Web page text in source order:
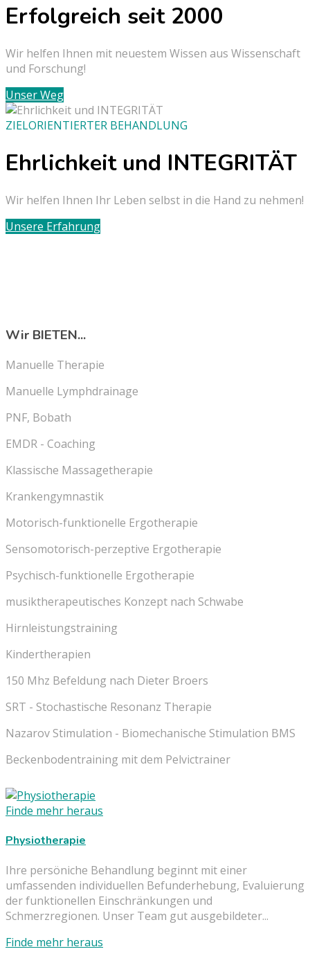
Erfolgreich seit 2000
Wir helfen Ihnen mit neuestem Wissen aus Wissenschaft
und Forschung!
Unser Weg
ZIELORIENTIERTER BEHANDLUNG
Ehrlichkeit und INTEGRITÄT
Wir helfen Ihnen Ihr Leben selbst in die Hand zu nehmen!
Unsere Erfahrung
Wir BIETEN...
Manuelle Therapie
Manuelle Lymphdrainage
PNF, Bobath
EMDR - Coaching
Klassische Massagetherapie
Krankengymnastik
Motorisch-funktionelle Ergotherapie
Sensomotorisch-perzeptive Ergotherapie
Psychisch-funktionelle Ergotherapie
musiktherapeutisches Konzept nach Schwabe
Hirnleistungstraining
Kindertherapien
150 Mhz Befeldung nach Dieter Broers
SRT - Stochastische Resonanz Therapie
Nazarov Stimulation - Biomechanische Stimulation BMS
Beckenbodentraining mit dem Pelvictrainer
Finde mehr heraus
Physiotherapie
Ihre persöniche Behandlung beginnt mit einer
umfassenden individuellen Befunderhebung, Evaluierung
der funktionellen Einschränkungen und
Schmerzregionen. Unser Team gut ausgebildeter...
Finde mehr heraus